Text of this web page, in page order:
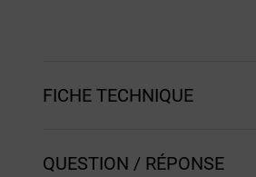
FICHE TECHNIQUE
QUESTION / RÉPONSE